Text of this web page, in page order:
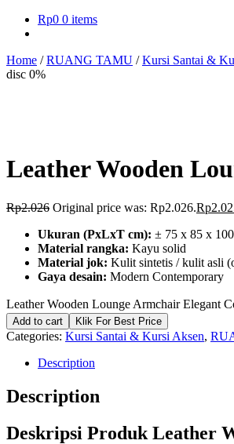
Rp0 0 items
Home /RUANG TAMU /Kursi Santai &
disc 0%
Leather Wooden
Rp2.026 Original price was: Rp2.026.Rp
Ukuran (PxLxT cm): ± 75 x 85 x
Material rangka: Kayu solid
Material jok: Kulit sintetis / kulit asli
Gaya desain: Modern Contemporary
Leather Wooden Lounge Armchair Elegant
Add to cart Klik For Best Price
Categories: Kursi Santai & Kursi Aksen,
Description
Description
Deskripsi Produk Leather